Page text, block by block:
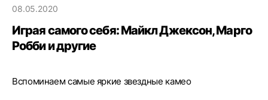
08.05.2020
Играя самого себя: Майкл Джексон, Марго
Робби и другие
Вспоминаем самые яркие звездные камео